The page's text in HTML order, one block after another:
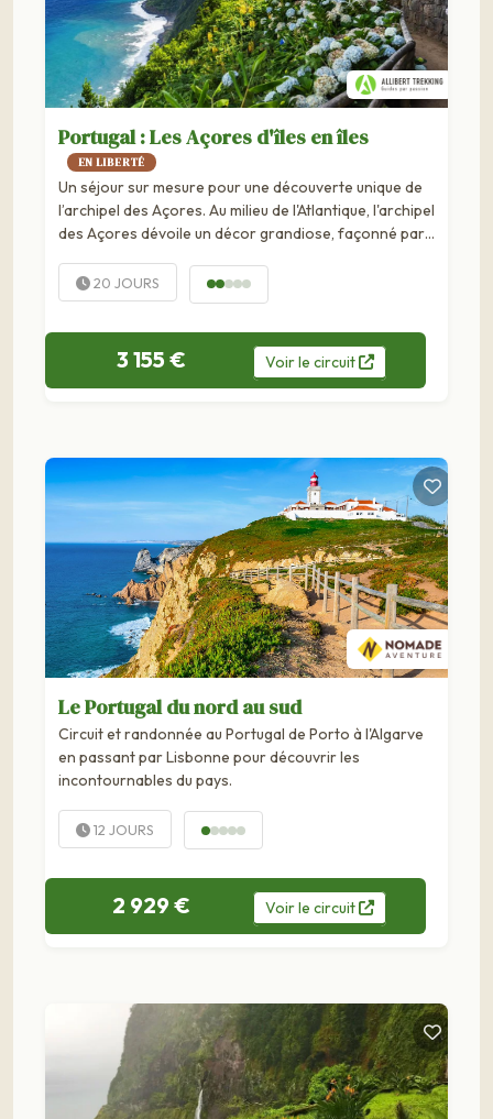
Portugal : Les Açores d'îles en îles
EN LIBERTÉ
Un séjour sur mesure pour une découverte unique de
l’archipel des Açores. Au milieu de l'Atlantique, l'archipel
des Açores dévoile un décor grandiose, façonné par
20 JOURS
3 155 € Voirle circuit
Le Portugal du nord au sud
Circuit et randonnée au Portugal de Porto à l'Algarve
en passant par Lisbonne pour découvrir les
incontournables du pays.
12 JOURS
2 929 € Voirle circuit